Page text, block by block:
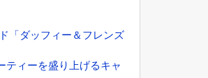
「ダッフィー＆フレンズ
ティーを盛り上げるキャ